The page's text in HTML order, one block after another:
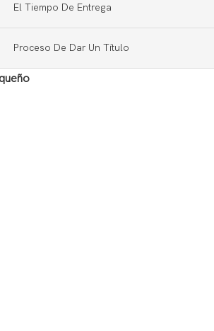
El Tiempo De Entrega
Proceso De Dar Un Título